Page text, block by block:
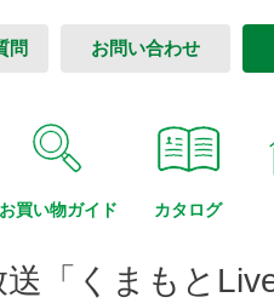
問 お問い合わせ
お買い物ガイド カタログ
「くまもと